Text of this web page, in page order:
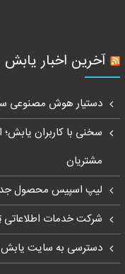
آخرین اخبار یابش
دستیار هوش مصنوعی
سخنی با کاربران
مشتریان
لیپ اسپیس محصول
شرکت خدمات اطلاعاتی
دسترسی به سایت یابش